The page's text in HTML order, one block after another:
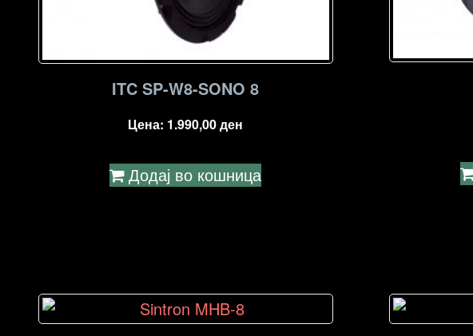
ITC SP-W8-SONO 8
Цена: 1.990,00ден
Додај во кошница